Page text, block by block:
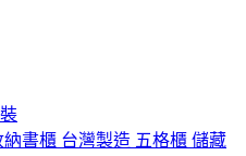
書櫃 台灣製造 五格櫃 儲藏